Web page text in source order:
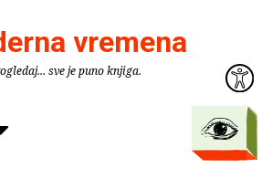
vremena
sve je puno knjiga.